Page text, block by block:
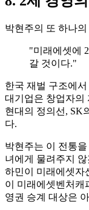
박현주의 또 하나
"미래에셋에
갈 것이다."
한국 재벌 구조에
대기업은 창업자의
현대의 정의선, SK
다.
박현주는 이 전통
녀에게 물려주지
하민이 미래에셋자
이 미래에셋벤처캐
영권 승계 대상은